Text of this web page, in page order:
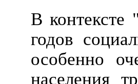
В контексте
годов
особенно
населения